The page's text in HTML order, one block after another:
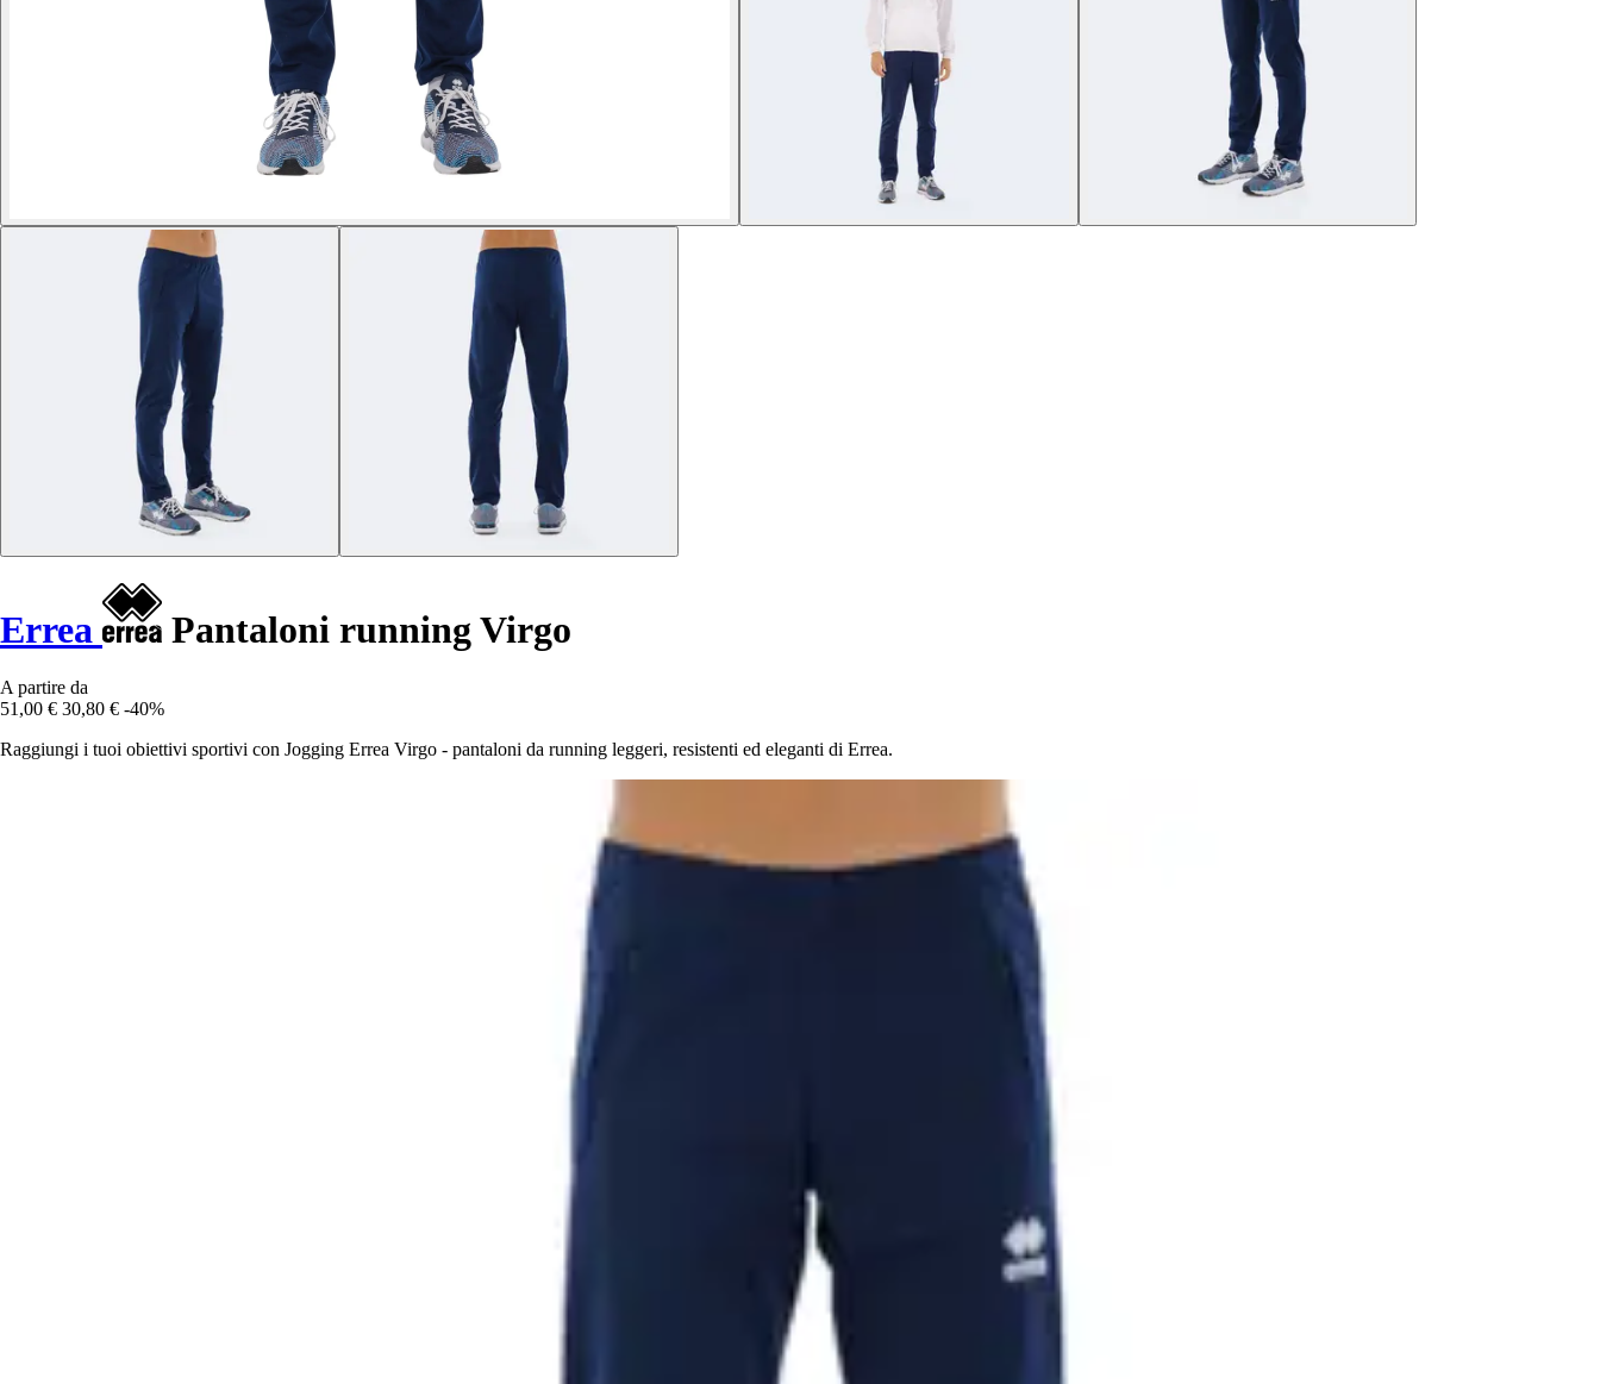
Errea Pantaloni running Virgo
A partire da
51,00 € 30,80 € -40%
Raggiungi i tuoi obiettivi sportivi con Jogging Errea Virgo - pantaloni da running leggeri, resistenti ed eleganti di Errea.